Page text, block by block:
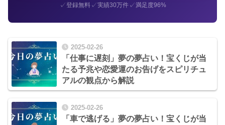
✓登録無料✓実績30万件✓満足度96%
2025-02-26
「仕事に遅刻」夢の夢占い！宝くじが当
たる予兆や恋愛運のお告げをスピリチュ
アルの観点から解説
2025-02-26
「車で逃げる」夢の夢占い！宝くじが当